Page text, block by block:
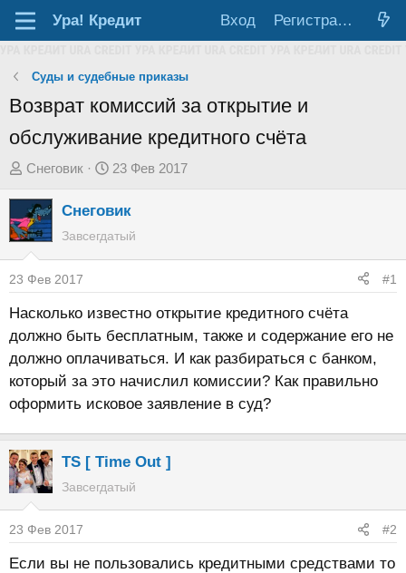
Ура! Кредит Вход Регистрация
Суды и судебные приказы
Возврат комиссий за открытие и
обслуживание кредитного счёта
А
т
о
р
т
е
м
ы
Снеговик
Д
т
а
ч
а
л
а
23 Фев 2017
Снеговик
Завсегдатый
23 Фев 2017 #1
Насколько известно открытие кредитного счёта
должно быть бесплатным, также и содержание его не
должно оплачиваться. И как разбираться с банком,
который за это начислил комиссии? Как правильно
оформить исковое заявление в суд?
TS [ Time Out ]
Завсегдатый
23 Фев 2017 #2
Если вы не пользовались кредитными средствами то